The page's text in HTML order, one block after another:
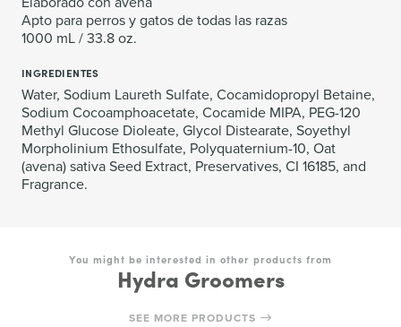
Apto para perros y gatos de todas las razas
1000 mL / 33.8 oz.
INGREDIENTES
Water, Sodium Laureth Sulfate, Cocamidopropyl Betaine,
Sodium Cocoamphoacetate, Cocamide MIPA, PEG-120
Methyl Glucose Dioleate, Glycol Distearate, Soyethyl
Morpholinium Ethosulfate, Polyquaternium-10, Oat
(avena) sativa Seed Extract, Preservatives, CI 16185, and
Fragrance.
You might be interested in other products from
Hydra Groomers
SEE MORE PRODUCTS